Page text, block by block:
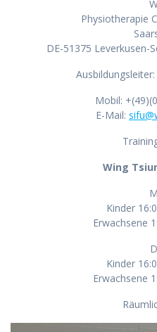
Physiotherapie
DE-51375 Leverkusen-
Mobil:
E-Mail:
Wing
Kinder
Erwachsene
Kinder
Erwachsene